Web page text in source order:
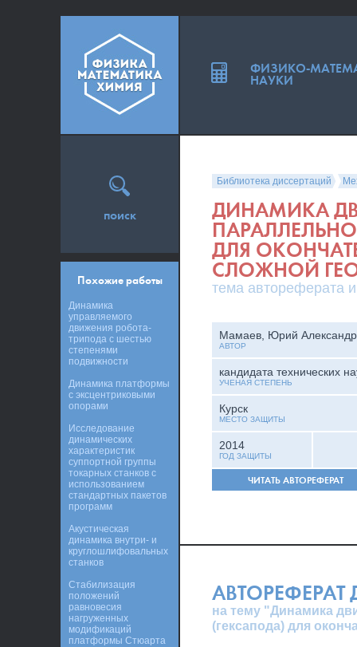
Библиотека диссертаций
ДИНАМИКА
ДЛЯ
СЛОЖНОЙ
тема автореферата
Мамаев, Юрий
АВТОР
кандидата технических
УЧЕНАЯ СТЕПЕНЬ
Курск
МЕСТО ЗАЩИТЫ
2014
ГОД ЗАЩИТЫ
ЧИТАТЬ АВТОРЕФЕРАТ
АВТОРЕФЕРАТ
на тему "Динамика
(гексапода) для
поиск
Похожие работы
Динамика
управляемого
движения робота-
трипода с шестью
степенями
подвижности
Динамика платформы
с эксцентриковыми
опорами
Исследование
динамических
характеристик
суппортной группы
токарных станков с
использованием
стандартных пакетов
программ
Акустическая
динамика внутри- и
круглошлифовальных
станков
Стабилизация
положений
равновесия
нагруженных
модификаций
платформы Стюарта
ФИЗИКО-
НАУКИ